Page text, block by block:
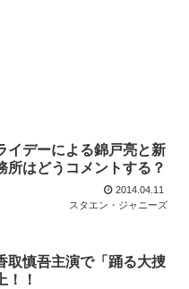
デーによる錦戸亮と新
所はどうコメントする？
2014.04.11
スタエン・ジャニーズ
取慎吾主演で「踊る大捜
！！